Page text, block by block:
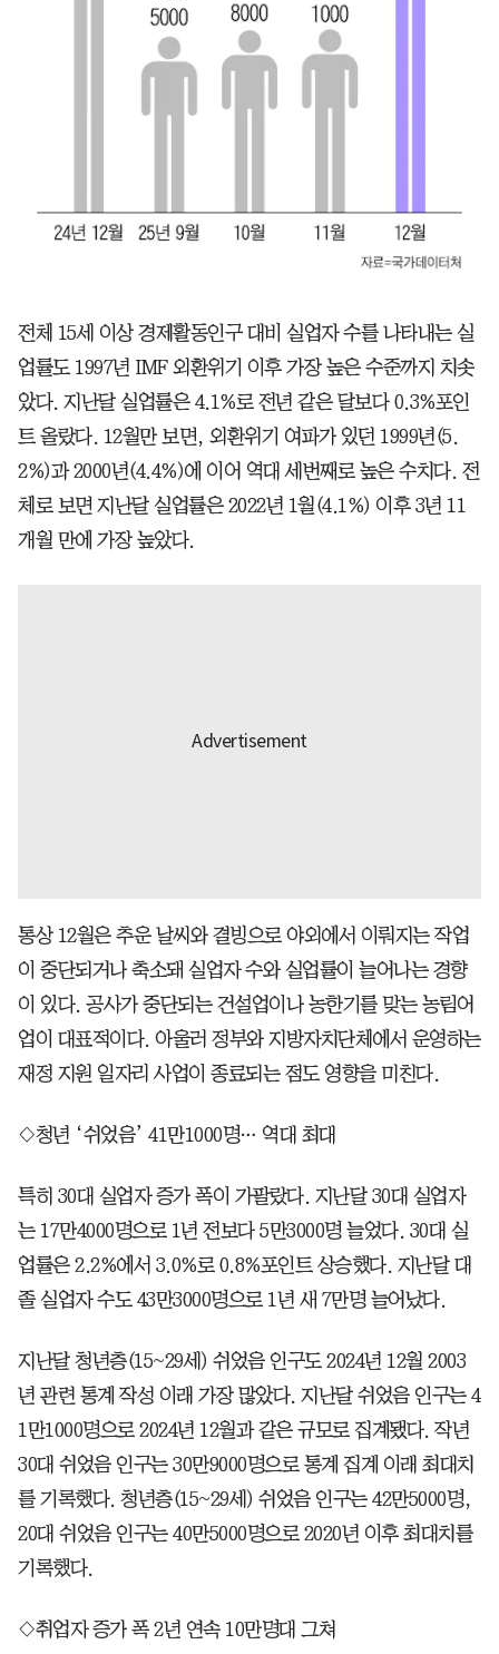
전체 15세 이상 경제활동인구 대비 실업자 수를 나타내는 실
업률도 1997년 IMF 외환위기 이후 가장 높은 수준까지 치솟
았다. 지난달 실업률은 4.1%로 전년 같은 달보다 0.3%포인
트 올랐다. 12월만 보면, 외환위기 여파가 있던 1999년(5.
2%)과 2000년(4.4%)에 이어 역대 세번째로 높은 수치다. 전
체로 보면 지난달 실업률은 2022년 1월(4.1%) 이후 3년 11
개월 만에 가장 높았다.
통상 12월은 추운 날씨와 결빙으로 야외에서 이뤄지는 작업
이 중단되거나 축소돼 실업자 수와 실업률이 늘어나는 경향
이 있다. 공사가 중단되는 건설업이나 농한기를 맞는 농림어
업이 대표적이다. 아울러 정부와 지방자치단체에서 운영하는
재정 지원 일자리 사업이 종료되는 점도 영향을 미친다.
◇청년 ‘쉬었음’ 41만1000명… 역대 최대
특히 30대 실업자 증가 폭이 가팔랐다. 지난달 30대 실업자
는 17만4000명으로 1년 전보다 5만3000명 늘었다. 30대 실
업률은 2.2%에서 3.0%로 0.8%포인트 상승했다. 지난달 대
졸 실업자 수도 43만3000명으로 1년 새 7만명 늘어났다.
지난달 청년층(15~29세) 쉬었음 인구도 2024년 12월 2003
년 관련 통계 작성 이래 가장 많았다. 지난달 쉬었음 인구는 4
1만1000명으로 2024년 12월과 같은 규모로 집계됐다. 작년
30대 쉬었음 인구는 30만9000명으로 통계 집계 이래 최대치
를 기록했다. 청년층(15~29세) 쉬었음 인구는 42만5000명,
20대 쉬었음 인구는 40만5000명으로 2020년 이후 최대치를
기록했다.
◇취업자 증가 폭 2년 연속 10만명대 그쳐